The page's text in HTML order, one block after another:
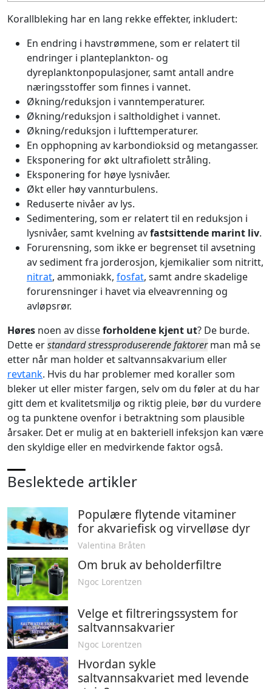
Korallbleking har en lang rekke effekter, inkludert:
En endring i havstrømmene, som er relatert til
endringer i planteplankton- og
dyreplanktonpopulasjoner, samt antall andre
næringsstoffer som finnes i vannet.
Økning/reduksjon i vanntemperaturer.
Økning/reduksjon i saltholdighet i vannet.
Økning/reduksjon i lufttemperaturer.
En opphopning av karbondioksid og metangasser.
Eksponering for økt ultrafiolett stråling.
Eksponering for høye lysnivåer.
Økt eller høy vannturbulens.
Reduserte nivåer av lys.
Sedimentering, som er relatert til en reduksjon i
lysnivåer, samt kvelning avfastsittende marint liv.
Forurensning, som ikke er begrenset til avsetning
av sediment fra jorderosjon, kjemikalier som nitritt,
nitrat, ammoniakk, fosfat, samt andre skadelige
forurensninger i havet via elveavrenning og
avløpsrør.
Høres noen av disseforholdene kjent ut? De burde.
Dette erstandard stressproduserende faktorerman må se
etter når man holder et saltvannsakvarium eller
revtank. Hvis du har problemer med koraller som
bleker ut eller mister fargen, selv om du føler at du har
gitt dem et kvalitetsmiljø og riktig pleie, bør du vurdere
og ta punktene ovenfor i betraktning som plausible
årsaker. Det er mulig at en bakteriell infeksjon kan være
den skyldige eller en medvirkende faktor også.
Beslektede artikler
Populære flytende vitaminer
for akvariefisk og virvelløse dyr
Valentina Bråten
Om bruk av beholderfiltre
Ngoc Lorentzen
Velge et filtreringssystem for
saltvannsakvarier
Ngoc Lorentzen
Hvordan sykle
saltvannsakvariet med levende